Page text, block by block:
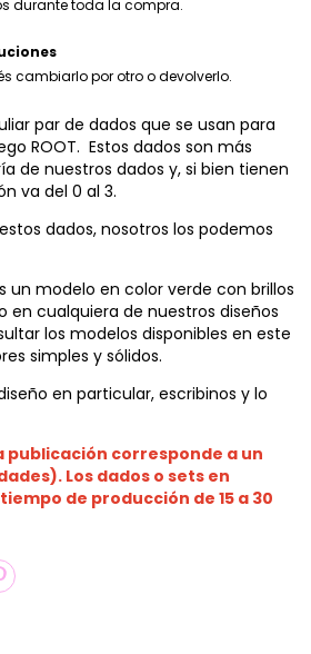
durante toda la compra.
cambiarlo por otro o devolverlo.
par de dados que se usan para
ROOT. Estos dados son más
de nuestros dados y, si bien tienen
va del 0 al 3.
dados, nosotros los podemos
un modelo en color verde con brillos
en cualquiera de nuestros diseños
los modelos disponibles en este
simples y sólidos.
en particular, escribinos y lo
publicación corresponde a un
Los dados o sets en
de producción de 15 a 30